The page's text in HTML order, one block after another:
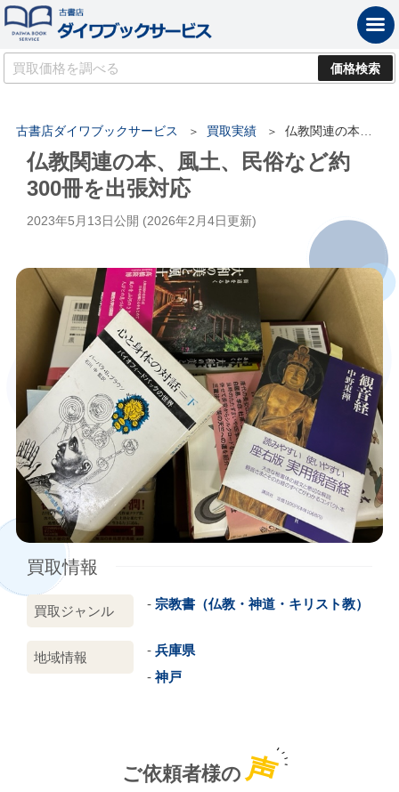
古書店ダイワブックサービス 買取実績 仏教関連の本、風土、民俗など約300冊を出張対応
仏教関連の本、風土、民俗など約
300冊を出張対応
2023年5月13日公開 (2026年2月4日更新)
買取情報
買取ジャンル 宗教書（仏教・神道・キリスト教）
地域情報
兵庫県
神戸
ご依頼者様の声